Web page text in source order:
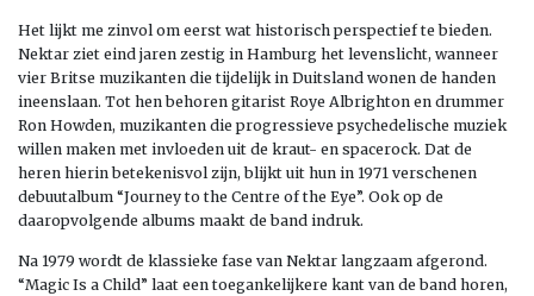
Het lijkt me zinvol om eerst wat historisch perspectief te bieden.
Nektar ziet eind jaren zestig in Hamburg het levenslicht, wanneer
vier Britse muzikanten die tijdelijk in Duitsland wonen de handen
ineenslaan. Tot hen behoren gitarist Roye Albrighton en drummer
Ron Howden, muzikanten die progressieve psychedelische muziek
willen maken met invloeden uit de kraut- en spacerock. Dat de
heren hierin betekenisvol zijn, blijkt uit hun in 1971 verschenen
debuutalbum “Journey to the Centre of the Eye”. Ook op de
daaropvolgende albums maakt de band indruk.
Na 1979 wordt de klassieke fase van Nektar langzaam afgerond.
“Magic Is a Child” laat een toegankelijkere kant van de band horen,